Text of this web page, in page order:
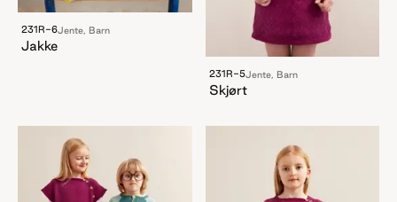
231R-6Jente, Barn
Jakke
231R-5Jente, Barn
Skjørt